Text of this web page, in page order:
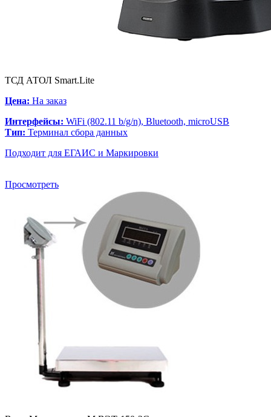
ТСД АТОЛ Smart.Lite
Цена: На заказ
Интерфейсы: WiFi (802.11 b/g/n), Bluetooth, microUSB
Тип: Терминал сбора данных
Подходит для ЕГАИС и Маркировки
Просмотреть